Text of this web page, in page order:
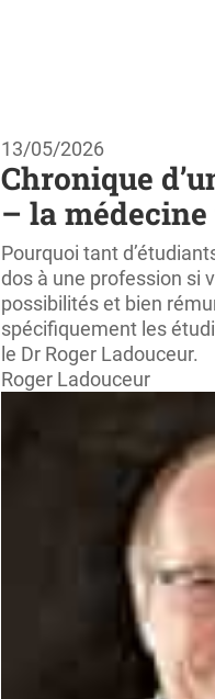
13/05/2026
Chronique
– la
Pourquoi tant
dos à une profession si
possibilités et bien
spécifiquement les
le Dr Roger Ladouceur.
Roger Ladouceur